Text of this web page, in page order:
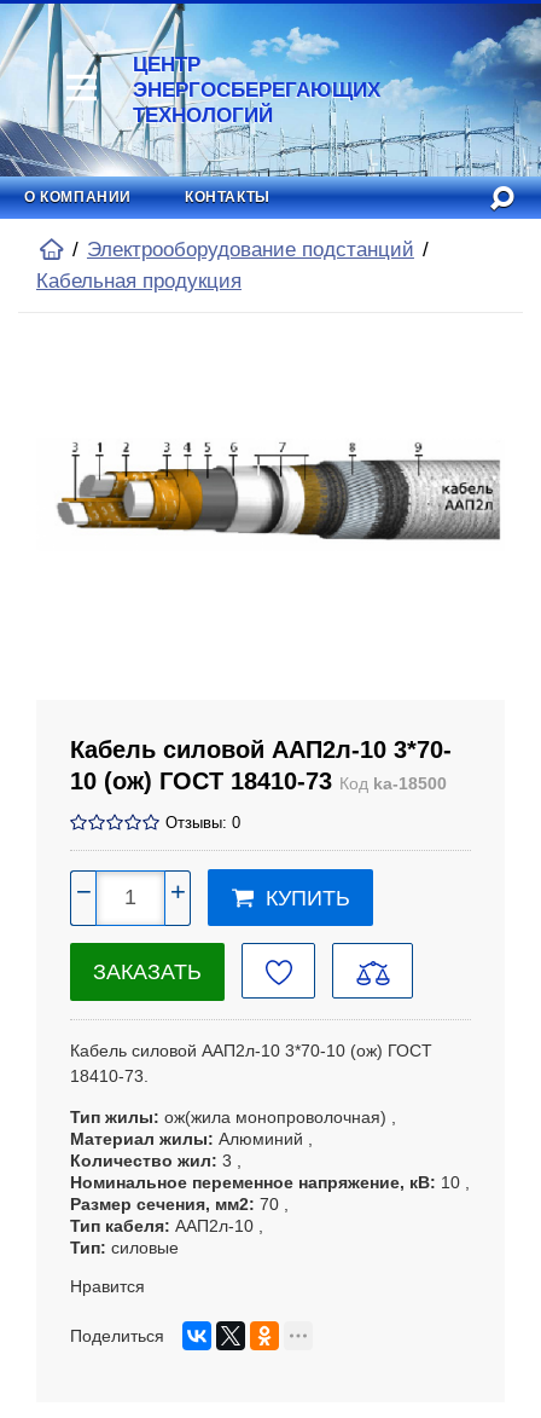
ЦЕНТР
ЭНЕРГОСБЕРЕГАЮЩИХ
ТЕХНОЛОГИЙ
О КОМПАНИИ КОНТАКТЫ
Электрооборудование подстанций
Кабельная продукция
Кабель силовой ААП2л-10 3*70-
10 (ож) ГОСТ 18410-73 Код ka-18500
Отзывы: 0
− + КУПИТЬ
ЗАКАЗАТЬ
Кабель силовой ААП2л-10 3*70-10 (ож) ГОСТ
18410-73.
Тип жилы
ож(жила монопроволочная)
Материал жилы
Алюминий
Количество жил
3
Номинальное переменное напряжение, кВ
10
Размер сечения, мм2 70
Тип кабеля ААП2л-10
Тип силовые
Нравится
Поделиться